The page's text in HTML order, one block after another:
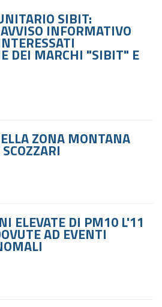
SIBIT:
INFORMATIVO
DEI MARCHI "SIBIT" E
ZONA MONTANA
ELEVATE DI PM10 L'11
AD EVENTI